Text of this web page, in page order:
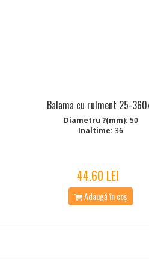
Balama cu rulment 25-
Diametru ?(mm): 50
Inaltime: 36
44.60 LEI
Adaugă în coș